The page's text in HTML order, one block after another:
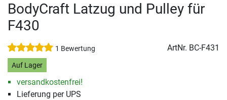
BodyCraft Latzug und Pulley für
F430
1 Bewertung ArtNr. BC-F431
Auf Lager
versandkostenfrei!
Lieferung per UPS